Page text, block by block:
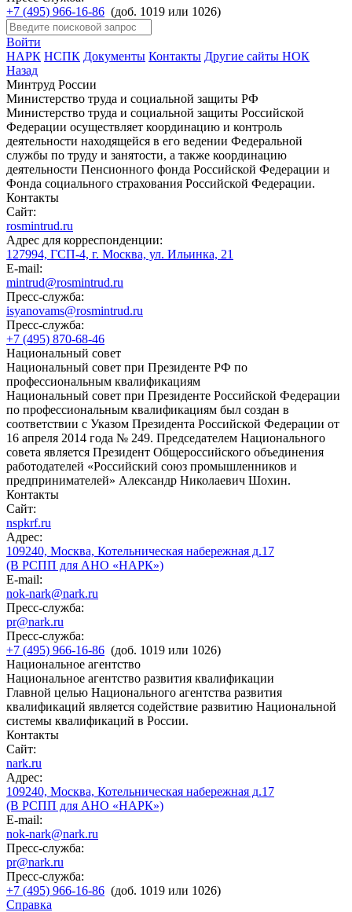
+7 (495) 966-16-86 (доб. 1019 или 1026)
Войти
НАРК НСПК Документы Контакты Другие сайты НОК
Назад
Минтруд России
Министерство труда и социальной защиты РФ
Министерство труда и социальной защиты Российской
Федерации осуществляет координацию и контроль
деятельности находящейся в его ведении Федеральной
службы по труду и занятости, а также координацию
деятельности Пенсионного фонда Российской Федерации и
Фонда социального страхования Российской Федерации.
Контакты
Сайт:
rosmintrud.ru
Адрес для корреспонденции:
127994, ГСП-4, г. Москва, ул. Ильинка, 21
E-mail:
mintrud@rosmintrud.ru
Пресс-служба:
isyanovams@rosmintrud.ru
Пресс-служба:
+7 (495) 870-68-46
Национальный совет
Национальный совет при Президенте РФ по
профессиональным квалификациям
Национальный совет при Президенте Российской Федерации
по профессиональным квалификациям был создан в
соответствии с Указом Президента Российской Федерации от
16 апреля 2014 года № 249. Председателем Национального
совета является Президент Общероссийского объединения
работодателей «Российский союз промышленников и
предпринимателей» Александр Николаевич Шохин.
Контакты
Сайт:
nspkrf.ru
Адрес:
109240, Москва, Котельническая набережная д.17
(В РСПП для АНО «НАРК»)
E-mail:
nok-nark@nark.ru
Пресс-служба:
pr@nark.ru
Пресс-служба:
+7 (495) 966-16-86 (доб. 1019 или 1026)
Национальное агентство
Национальное агентство развития квалификации
Главной целью Национального агентства развития
квалификаций является содействие развитию Национальной
системы квалификаций в России.
Контакты
Сайт:
nark.ru
Адрес:
109240, Москва, Котельническая набережная д.17
(В РСПП для АНО «НАРК»)
E-mail:
nok-nark@nark.ru
Пресс-служба:
pr@nark.ru
Пресс-служба:
+7 (495) 966-16-86 (доб. 1019 или 1026)
Справка